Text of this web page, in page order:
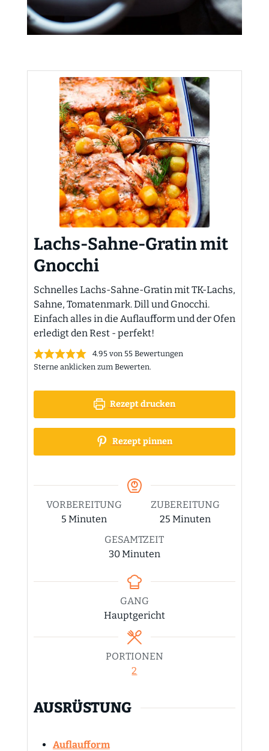
Lachs-Sahne-Gratin mit
Gnocchi
Schnelles Lachs-Sahne-Gratin mit TK-Lachs,
Sahne, Tomatenmark. Dill und Gnocchi.
Einfach alles in die Auflaufform und der Ofen
erledigt den Rest - perfekt!
4.95von 55Bewertungen
Sterne anklicken zum Bewerten.
Rezept drucken
Rezept pinnen
VORBEREITUNG
5Minuten
Minuten
ZUBEREITUNG
25Minuten
Minuten
GESAMTZEIT
30Minuten
Minuten
GANG
Hauptgericht
PORTIONEN
2
AUSRÜSTUNG
Auflaufform